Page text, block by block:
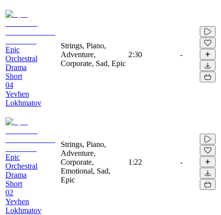
Epic
Orchestral
Drama
Short
04
Yevhen
Lokhmatov
Strings, Piano,
Adventure,
Corporate, Sad, Epic
2:30 -
Epic
Orchestral
Drama
Short
02
Yevhen
Lokhmatov
Strings, Piano,
Adventure,
Corporate,
Emotional, Sad,
Epic
1:22 -